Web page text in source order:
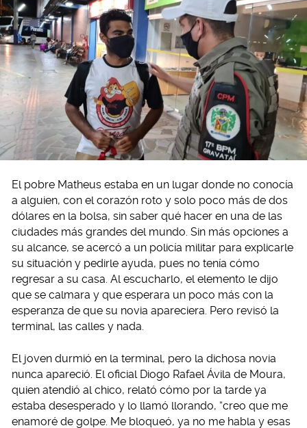
El pobre Matheus estaba en un lugar donde no conocía
a alguien, con el corazón roto y solo poco más de dos
dólares en la bolsa, sin saber qué hacer en una de las
ciudades más grandes del mundo. Sin más opciones a
su alcance, se acercó a un policía militar para explicarle
su situación y pedirle ayuda, pues no tenía cómo
regresar a su casa. Al escucharlo, el elemento le dijo
que se calmara y que esperara un poco más con la
esperanza de que su novia apareciera. Pero revisó la
terminal, las calles y nada.
El joven durmió en la terminal, pero la dichosa novia
nunca apareció. El oficial Diogo Rafael Ávila de Moura,
quien atendió al chico, relató cómo por la tarde ya
estaba desesperado y lo llamó llorando, “creo que me
enamoré de golpe. Me bloqueó, ya no me habla y esas